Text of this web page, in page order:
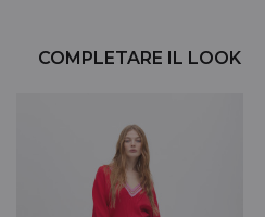
COMPLETARE IL LOOK